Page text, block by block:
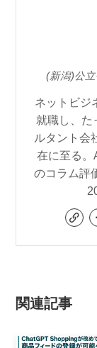
(新潟)公
ネットビジ
就職し、た
ルタント会
在に至る。
のコラム評
関連記事